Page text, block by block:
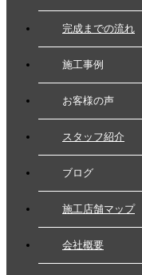
完成までの流れ
施工事例
お客様の声
スタッフ紹介
ブログ
施工店舗マップ
会社概要